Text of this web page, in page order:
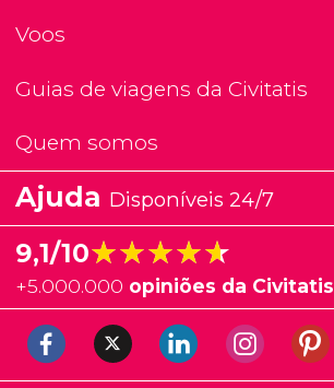
Voos
Guias de viagens da Civitatis
Quem somos
Ajuda Disponíveis 24/7
9,1/10★★★★★
★★★★★
+5.000.000 opiniões da Civitatis